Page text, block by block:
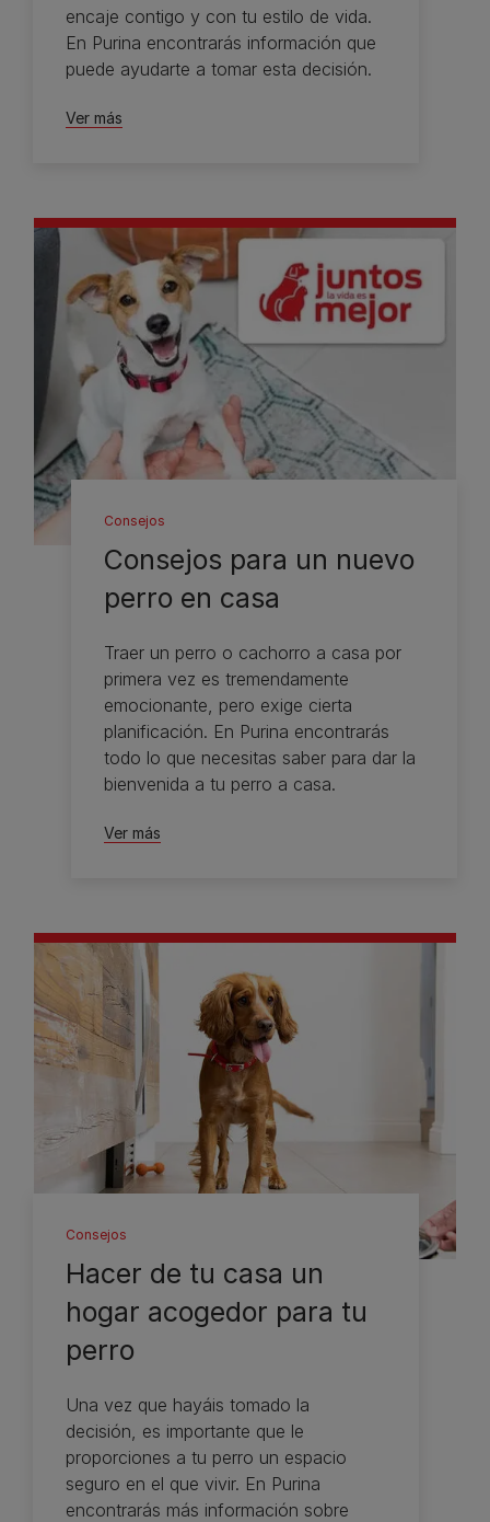
encaje contigo y con tu estilo de vida.
En Purina encontrarás información que
puede ayudarte a tomar esta decisión.
Ver más
Consejos
Consejos para un nuevo
perro en casa
Traer un perro o cachorro a casa por
primera vez es tremendamente
emocionante, pero exige cierta
planificación. En Purina encontrarás
todo lo que necesitas saber para dar la
bienvenida a tu perro a casa.
Ver más
Consejos
Hacer de tu casa un
hogar acogedor para tu
perro
Una vez que hayáis tomado la
decisión, es importante que le
proporciones a tu perro un espacio
seguro en el que vivir. En Purina
encontrarás más información sobre